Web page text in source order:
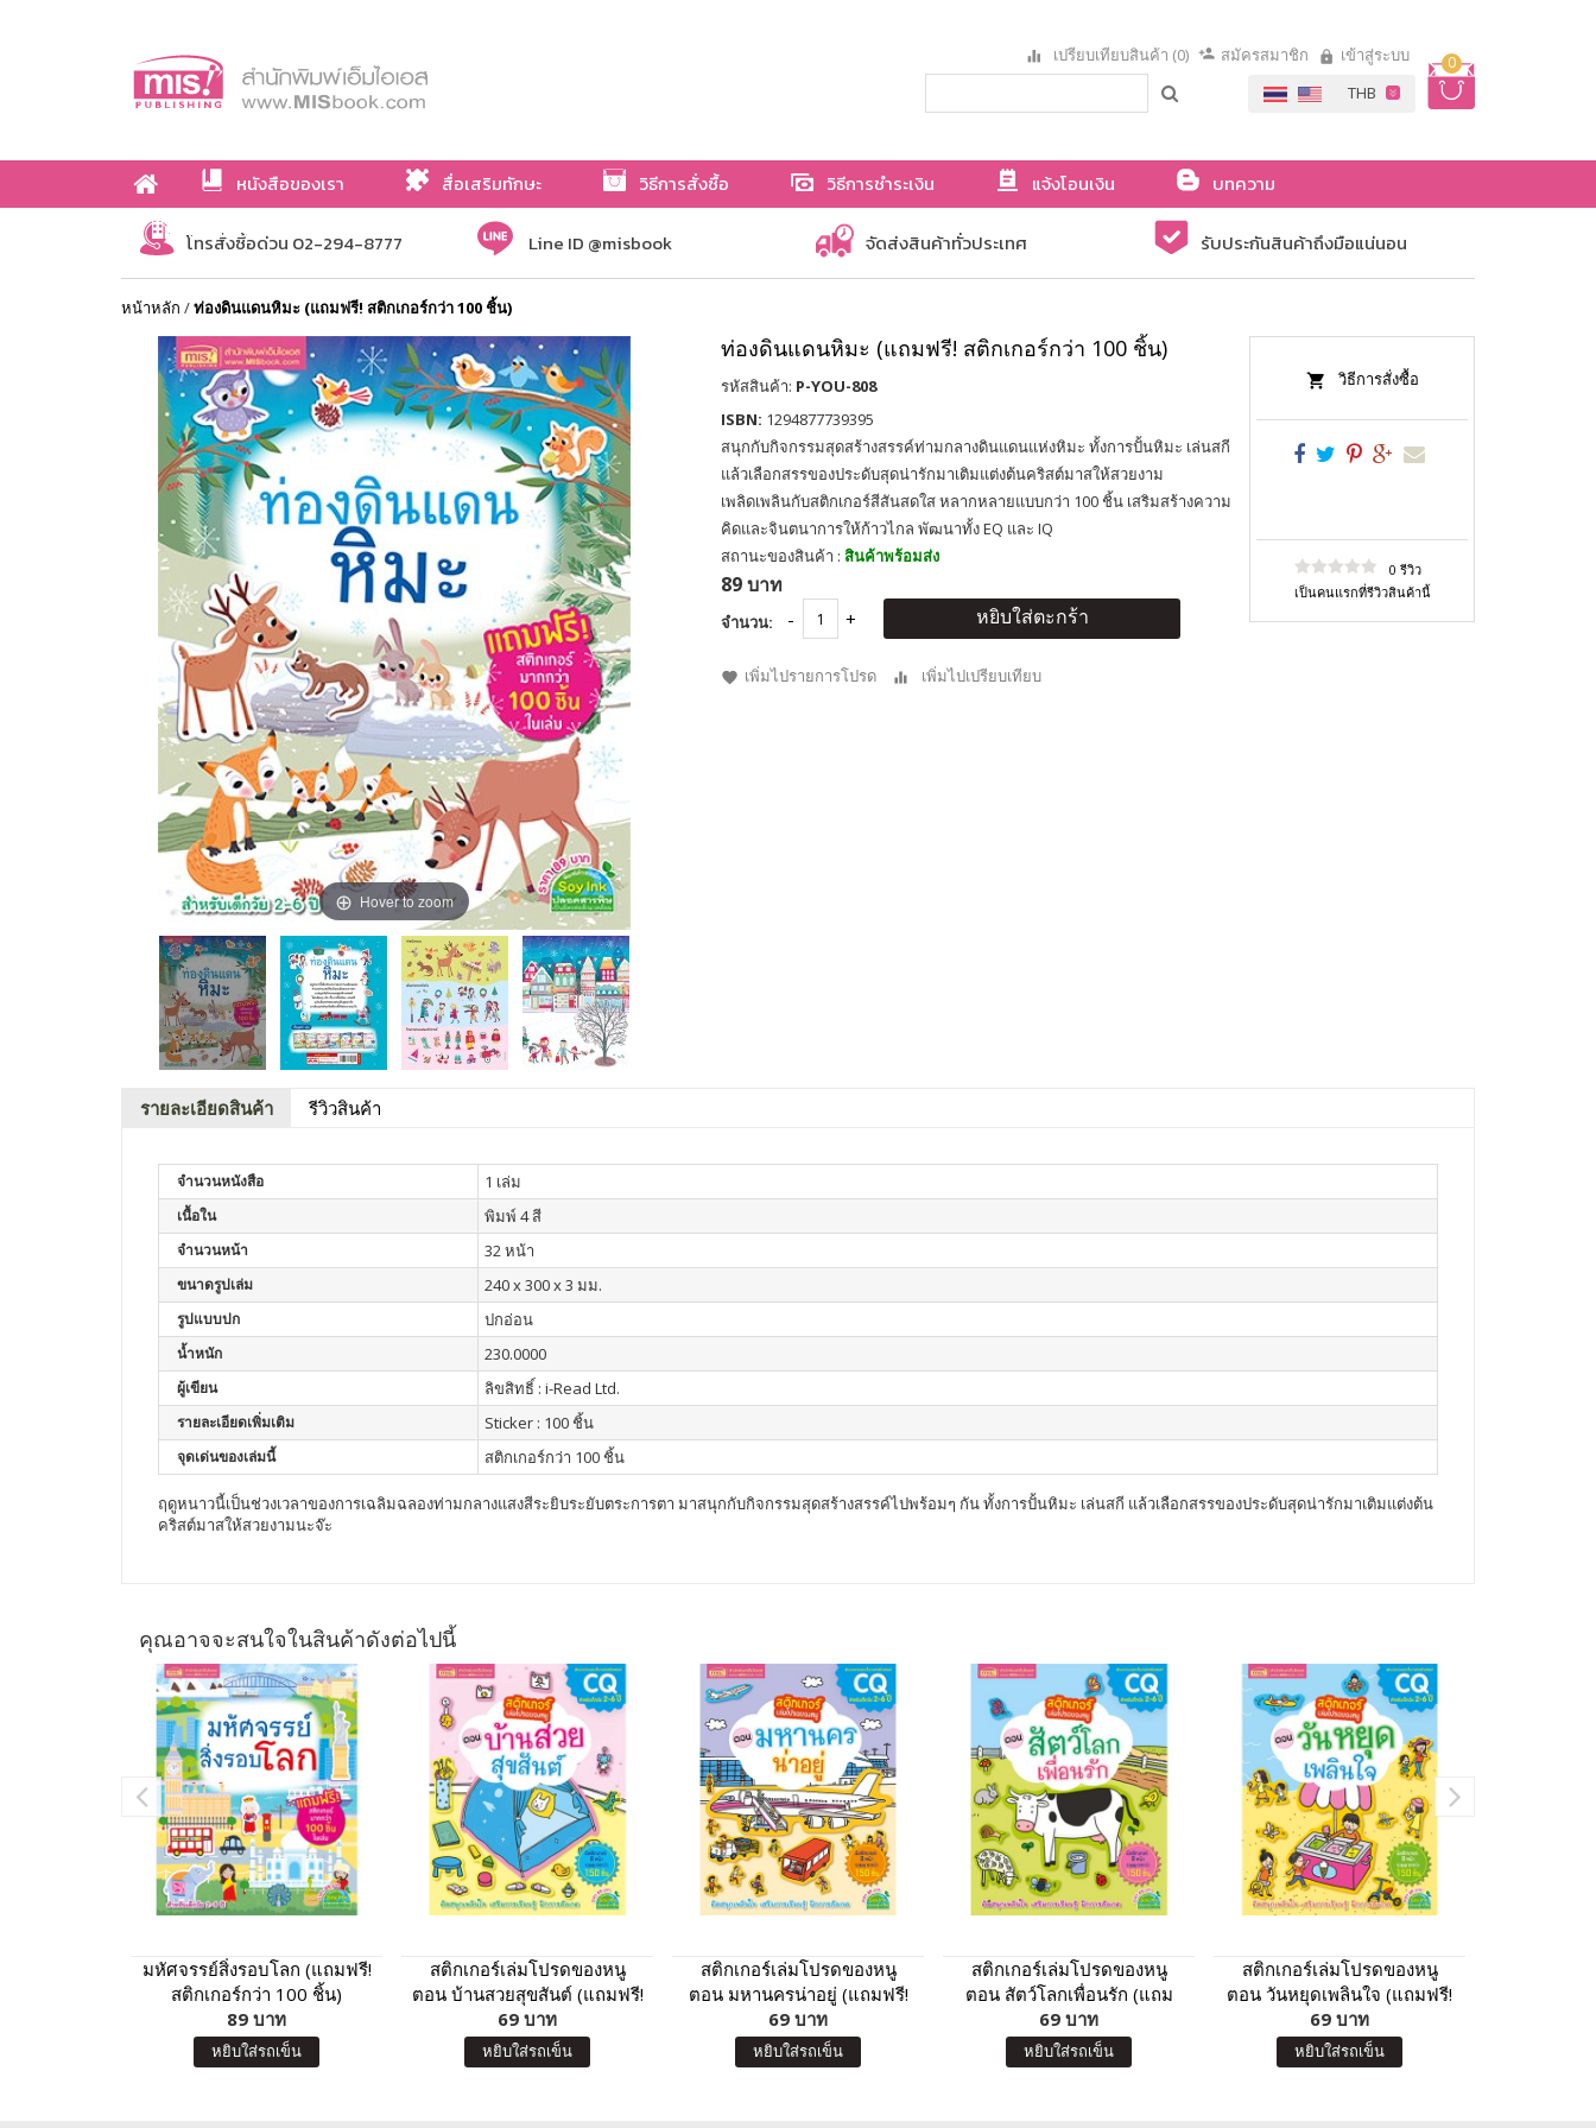
0
เปรียบเทียบสินค้า (0) สมัครสมาชิก เข้าสู่ระบบ
หนังสือของเรา สื่อเสริมทักษะ วิธีการสั่งซื้อ วิธีการชำระเงิน แจ้งโอนเงิน
บทความ
เกี่ยวกับเรา
โทรสั่งซื้อด่วน 02-294-8777 Line ID @misbook จัดส่งสินค้าทั่วประเทศ รับประกันสินค้าถึงมือแน่นอน
หน้าหลัก /ท่องดินแดนหิมะ (แถมฟรี! สติกเกอร์กว่า 100 ชิ้น)
Hover to zoom
ท่องดินแดนหิมะ (แถมฟรี! สติกเกอร์กว่า 100 ชิ้น)
รหัสสินค้า: P-YOU-808
ISBN: 1294877739395
สนุกกับกิจกรรมสุดสร้างสรรค์ท่ามกลางดินแดนแห่งหิมะ ทั้งการปั้นหิมะ เล่นสกี
แล้วเลือกสรรของประดับสุดน่ารักมาเติมแต่งต้นคริสต์มาสให้สวยงาม
เพลิดเพลินกับสติกเกอร์สีสันสดใส หลากหลายแบบกว่า 100 ชิ้น เสริมสร้างความ
คิดและจินตนาการให้ก้าวไกล พัฒนาทั้ง EQ และ IQ
สถานะของสินค้า : สินค้าพร้อมส่ง
89 บาท
จำนวน: หยิบใส่ตะกร้า
เพิ่มไปรายการโปรด เพิ่มไปเปรียบเทียบ
วิธีการสั่งซื้อ
0 รีวิว
เป็นคนแรกที่รีวิวสินค้านี้
รายละเอียดสินค้า รีวิวสินค้า
จำนวนหนังสือ 1 เล่ม
เนื้อใน พิมพ์ 4 สี
จำนวนหน้า 32 หน้า
ขนาดรูปเล่ม 240 x 300 x 3 มม.
รูปแบบปก ปกอ่อน
น้ำหนัก 230.0000
ผู้เขียน ลิขสิทธิ์ : i-Read Ltd.
รายละเอียดเพิ่มเติม Sticker : 100 ชิ้น
จุดเด่นของเล่มนี้ สติกเกอร์กว่า 100 ชิ้น
ฤดูหนาวนี้เป็นช่วงเวลาของการเฉลิมฉลองท่ามกลางแสงสีระยิบระยับตระการตา มาสนุกกับกิจกรรมสุดสร้างสรรค์ไปพร้อมๆ กัน ทั้งการปั้นหิมะ เล่นสกี แล้วเลือกสรรของประดับสุดน่ารักมาเติมแต่งต้น
คริสต์มาสให้สวยงามนะจ๊ะ
คุณอาจจะสนใจในสินค้าดังต่อไปนี้
มหัศจรรย์สิ่งรอบโลก (แถมฟรี!
สติกเกอร์กว่า 100 ชิ้น)
89 บาท
หยิบใส่รถเข็น
สติกเกอร์เล่มโปรดของหนู
ตอน บ้านสวยสุขสันต์ (แถมฟรี!
สติกเกอร์กว่า 150 ชิ้น)
69 บาท
หยิบใส่รถเข็น
สติกเกอร์เล่มโปรดของหนู
ตอน มหานครน่าอยู่ (แถมฟรี!
สติกเกอร์กว่า 150 ชิ้น)
69 บาท
หยิบใส่รถเข็น
สติกเกอร์เล่มโปรดของหนู
ตอน สัตว์โลกเพื่อนรัก (แถม
ฟรี! สติกเกอร์กว่า 150 ชิ้น)
69 บาท
หยิบใส่รถเข็น
สติกเกอร์เล่มโปรดของหนู
ตอน วันหยุดเพลินใจ (แถมฟรี!
สติกเกอร์กว่า 150 ชิ้น)
69 บาท
หยิบใส่รถเข็น